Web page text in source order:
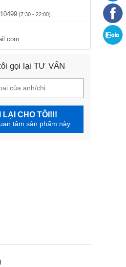
(7:30 - 22:00)
gọi lại TƯ VẤN
LẠI CHO TÔI!!!
tâm sản phẩm này